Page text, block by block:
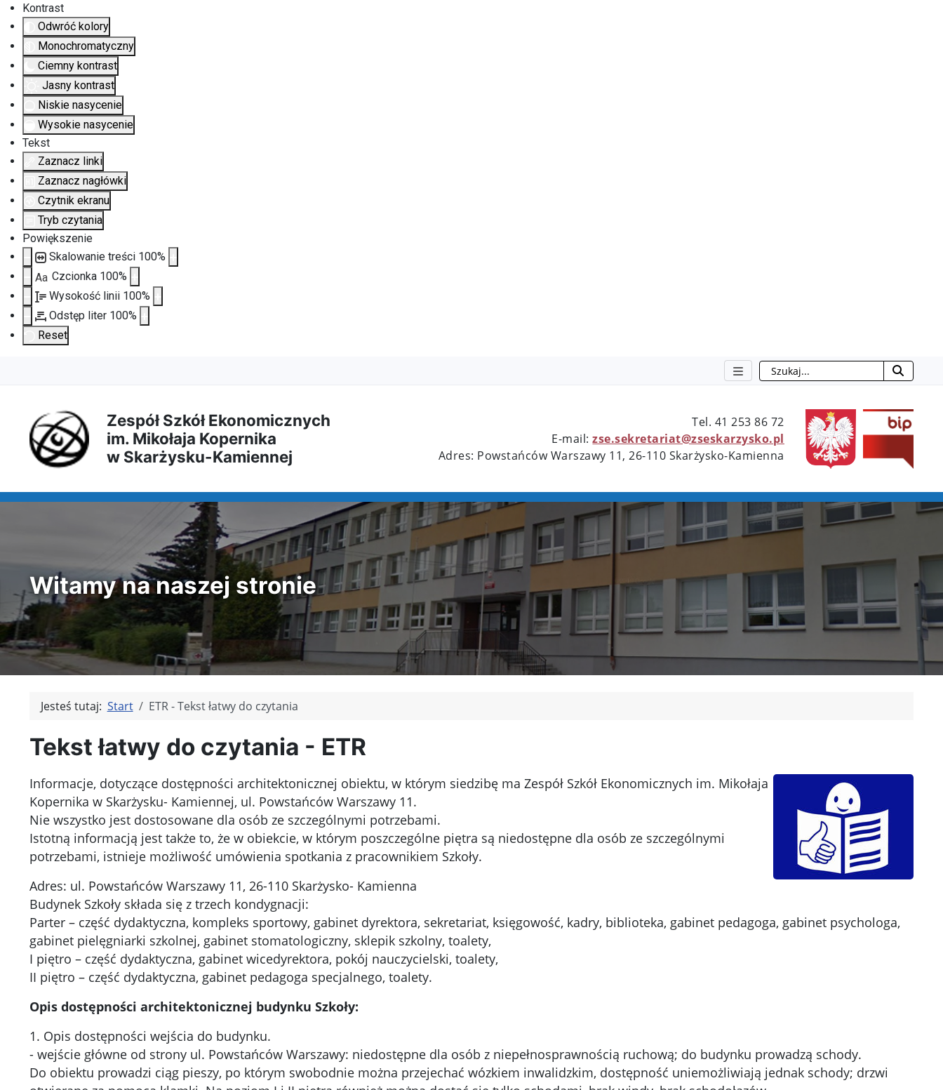
Kontrast
Odwróć kolory
Monochromatyczny
Ciemny kontrast
Jasny kontrast
Niskie nasycenie
Wysokie nasycenie
Tekst
Zaznacz linki
Zaznacz nagłówki
Czytnik ekranu
Tryb czytania
Powiększenie
Skalowanie treści 100%
Aa Czcionka 100%
Wysokość linii 100%
Odstęp liter 100%
Reset
do
treści
do
menu
do
wyszukiwarki
do
mapy
Szukaj
Zespół Szkół Ekonomicznych
im. Mikołaja Kopernika
w Skarżysku-Kamiennej
Tel. 41 253 86 72
E-mail:zse.sekretariat@zseskarzysko.pl
Adres: Powstańców Warszawy 11, 26-110 Skarżysko-Kamienna
Witamy na naszej stronie
Jesteś tutaj: Start ETR - Tekst łatwy do czytania
Tekst łatwy do czytania - ETR
Informacje, dotyczące dostępności architektonicznej obiektu, w którym siedzibę ma Zespół Szkół Ekonomicznych im. Mikołaja
Kopernika w Skarżysku- Kamiennej, ul. Powstańców Warszawy 11.
Nie wszystko jest dostosowane dla osób ze szczególnymi potrzebami.
Istotną informacją jest także to, że w obiekcie, w którym poszczególne piętra są niedostępne dla osób ze szczególnymi
potrzebami, istnieje możliwość umówienia spotkania z pracownikiem Szkoły.
Adres: ul. Powstańców Warszawy 11, 26-110 Skarżysko- Kamienna
Budynek Szkoły składa się z trzech kondygnacji:
Parter – część dydaktyczna, kompleks sportowy, gabinet dyrektora, sekretariat, księgowość, kadry, biblioteka, gabinet pedagoga, gabinet psychologa,
gabinet pielęgniarki szkolnej, gabinet stomatologiczny, sklepik szkolny, toalety,
I piętro – część dydaktyczna, gabinet wicedyrektora, pokój nauczycielski, toalety,
II piętro – część dydaktyczna, gabinet pedagoga specjalnego, toalety.
Opis dostępności architektonicznej budynku Szkoły:
1. Opis dostępności wejścia do budynku.
- wejście główne od strony ul. Powstańców Warszawy: niedostępne dla osób z niepełnosprawnością ruchową; do budynku prowadzą schody.
Do obiektu prowadzi ciąg pieszy, po którym swobodnie można przejechać wózkiem inwalidzkim, dostępność uniemożliwiają jednak schody; drzwi